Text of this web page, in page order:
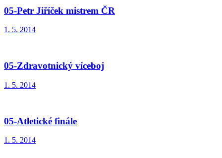
05-Petr Jiříček mistrem ČR
1. 5. 2014
05-Zdravotnický víceboj
1. 5. 2014
05-Atletické finále
1. 5. 2014